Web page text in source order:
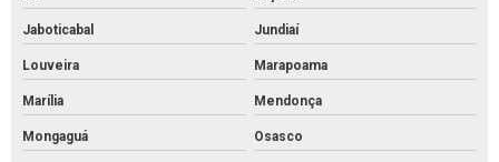
Jaboticabal Jundiaí
Louveira Marapoama
Marília Mendonça
Mongaguá Osasco